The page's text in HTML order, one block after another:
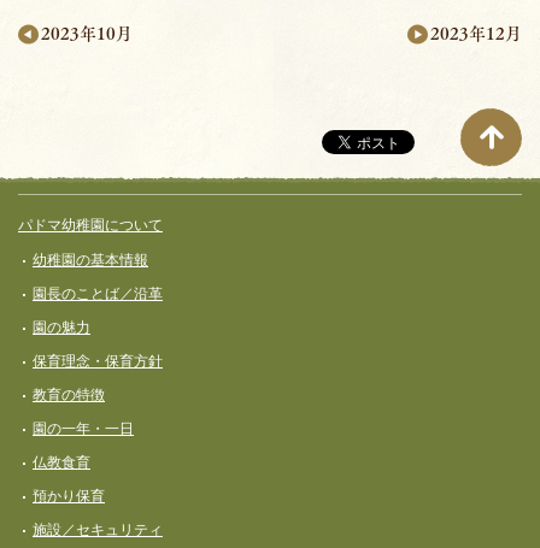
ペ
ー
ジ
ナ
ビ
ゲ
ー
シ
ョ
ン
2023年10月 2023年12月
フッターコンテンツ
パドマ幼稚園について
幼稚園の基本情報
園長のことば／沿革
園の魅力
保育理念・保育⽅針
教育の特徴
園の一年・一日
仏教食育
預かり保育
施設／セキュリティ